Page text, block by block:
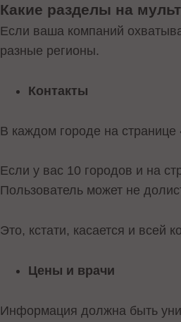
Какие разделы на
Если ваша компаний
разные регионы.
Контакты
В каждом городе на
Если у вас 10 городов и на
Пользователь может не
Это, кстати, касается и всей
Цены и врачи
Информация должна быть